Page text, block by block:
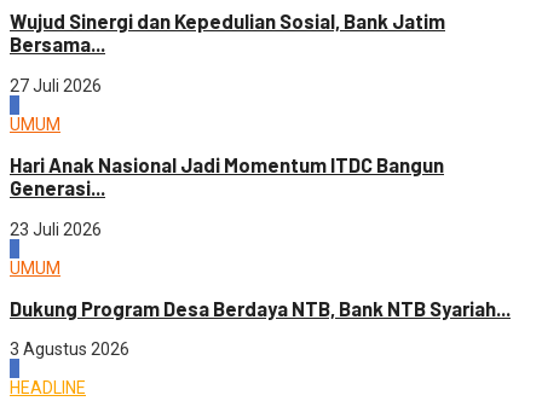
Wujud Sinergi dan Kepedulian Sosial, Bank Jatim
Bersama...
27 Juli 2026
UMUM
Hari Anak Nasional Jadi Momentum ITDC Bangun
Generasi...
23 Juli 2026
UMUM
Dukung Program Desa Berdaya NTB, Bank NTB Syariah...
3 Agustus 2026
HEADLINE